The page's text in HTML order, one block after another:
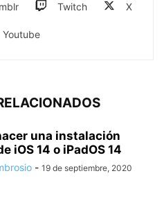
Twitch X
Youtube
una instalación
iOS 14 o iPadOS 14
- 19 de septiembre, 2020